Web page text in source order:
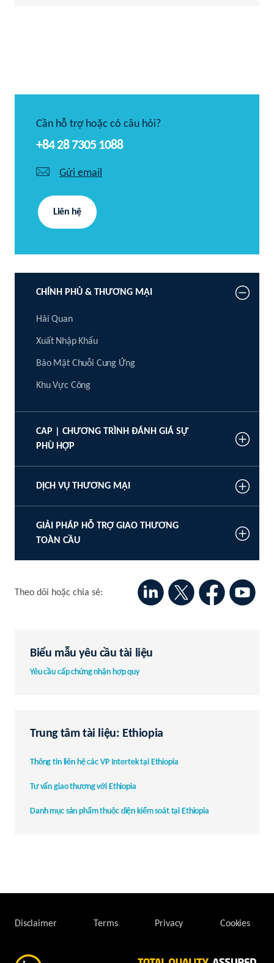
Cần hỗ trợ hoặc có câu hỏi?
+84 28 7305 1088
Gửi email
Liên hệ
CHÍNH PHỦ & THƯƠNG MẠI
Hải Quan
Xuất Nhập Khẩu
Bảo Mật Chuỗi Cung Ứng
Khu Vực Công
CAP | CHƯƠNG TRÌNH ĐÁNH GIÁ SỰ
PHÙ HỢP
DỊCH VỤ THƯƠNG MẠI
GIẢI PHÁP HỖ TRỢ GIAO THƯƠNG
TOÀN CẦU
Theo dõi hoặc chia sẻ:
Biểu mẫu yêu cầu tài liệu
Yêu cầu cấp chứng nhận hợp quy
Trung tâm tài liệu: Ethiopia
Thông tin liên hệ các VP Intertek tại Ethiopia
Tư vấn giao thương với Ethiopia
Danh mục sản phẩm thuộc diện kiểm soát tại Ethiopia
Disclaimer Terms Privacy Cookies